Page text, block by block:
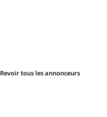
Revoir tous les annonceurs